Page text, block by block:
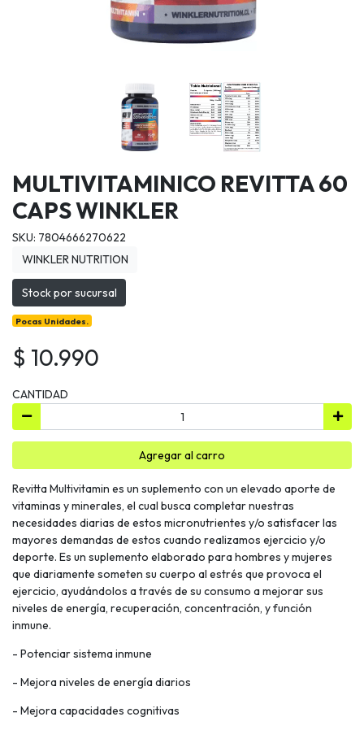
MULTIVITAMINICO REVITTA 60
CAPS WINKLER
SKU: 7804666270622
WINKLER NUTRITION
Stock por sucursal
Pocas Unidades.
$ 10.990
CANTIDAD
Agregar al carro
Revitta Multivitamin es un suplemento con un elevado aporte de
vitaminas y minerales, el cual busca completar nuestras
necesidades diarias de estos micronutrientes y/o satisfacer las
mayores demandas de estos cuando realizamos ejercicio y/o
deporte. Es un suplemento elaborado para hombres y mujeres
que diariamente someten su cuerpo al estrés que provoca el
ejercicio, ayudándolos a través de su consumo a mejorar sus
niveles de energía, recuperación, concentración, y función
inmune.
- Potenciar sistema inmune
- Mejora niveles de energía diarios
- Mejora capacidades cognitivas